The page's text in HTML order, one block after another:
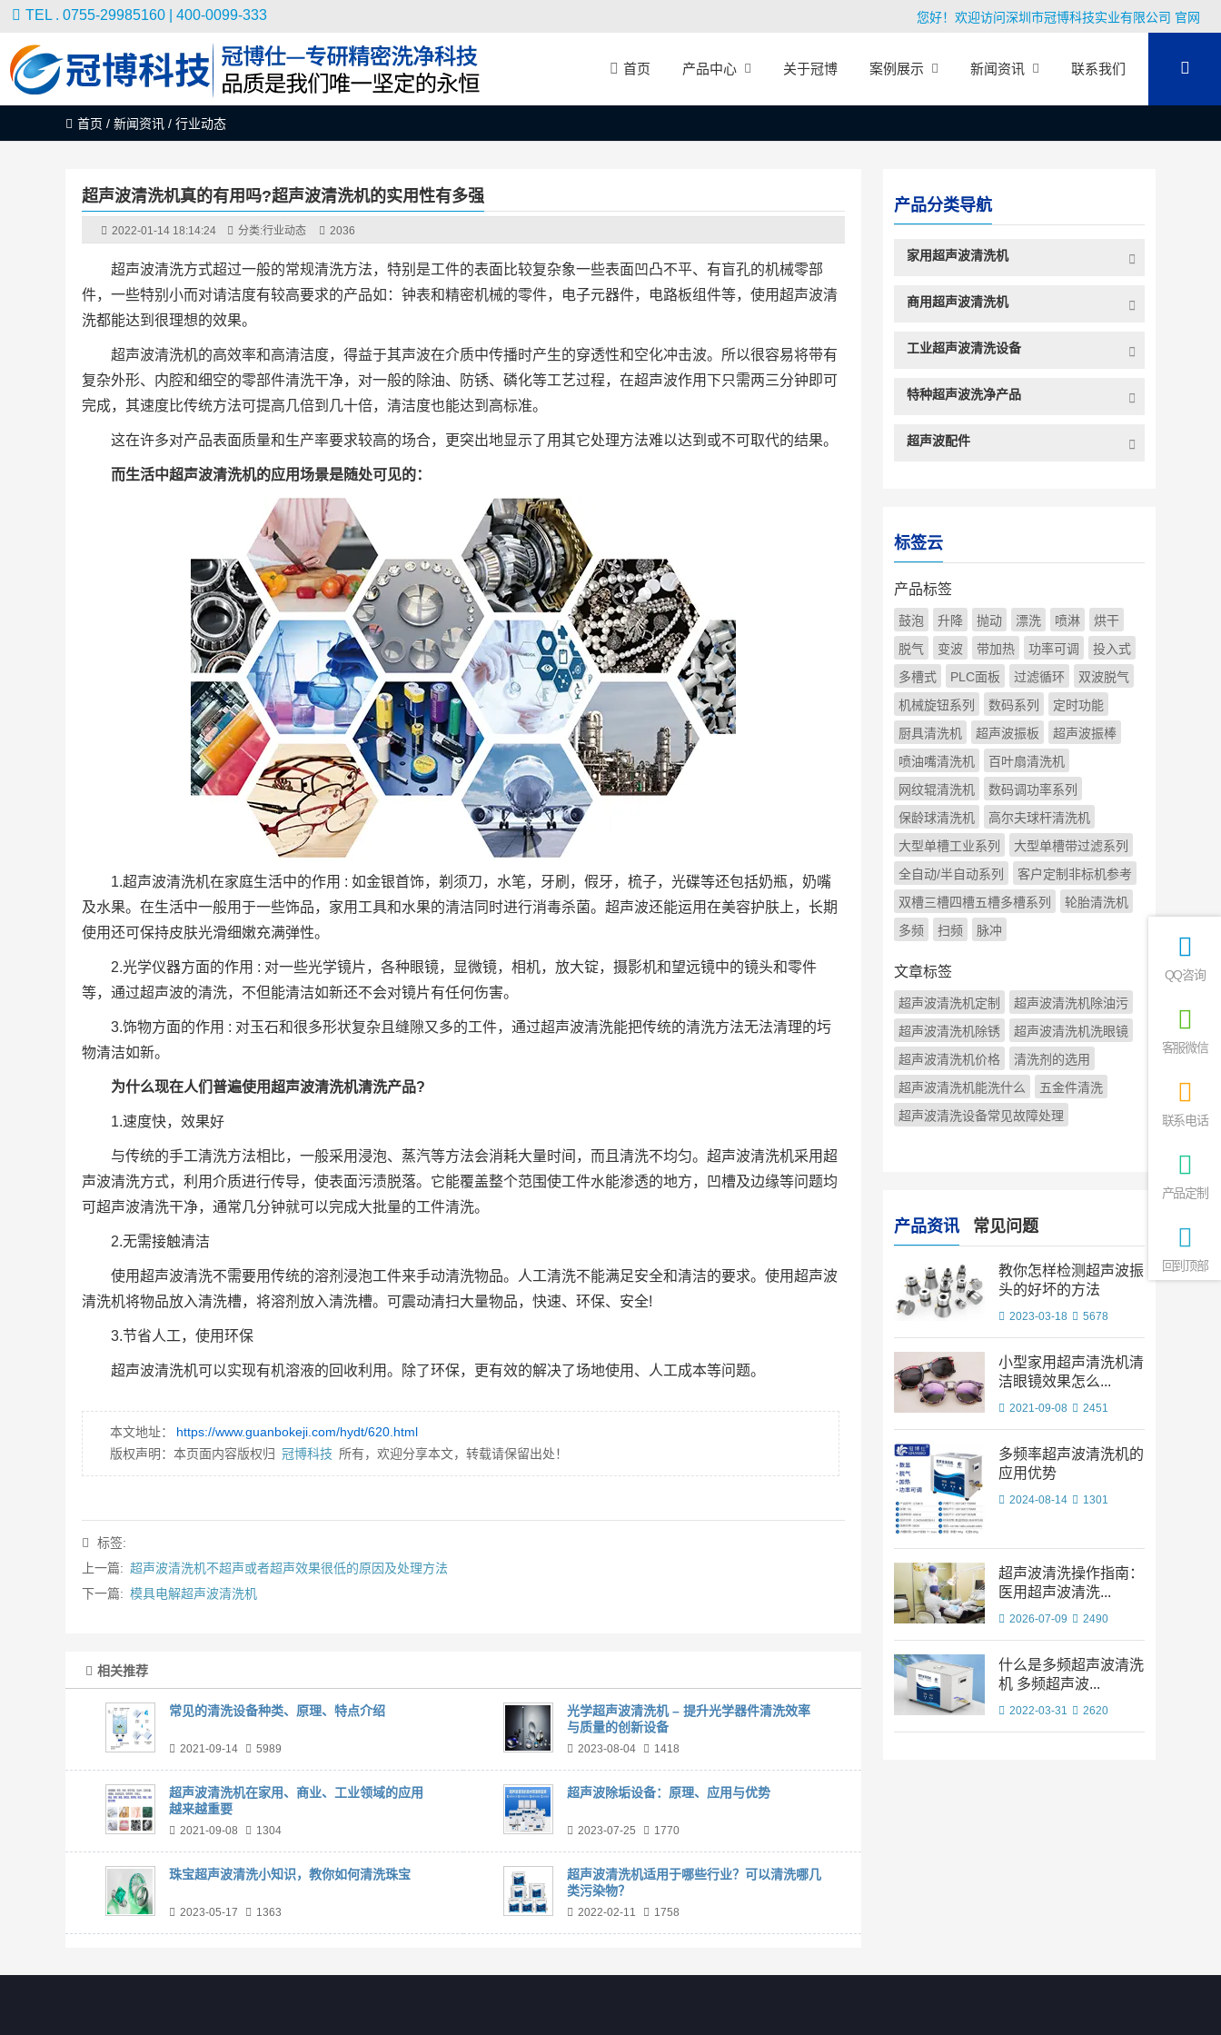
TEL . 0755-29985160 | 400-0099-333 您好！欢迎访问深圳市冠博科技实业有限公司 官网
首页 产品中心 关于冠博 案例展示 新闻资讯 联系我们
首页 / 新闻资讯 / 行业动态
超声波清洗机真的有用吗?超声波清洗机的实用性有多强
2022-01-14 18:14:24 分类:行业动态 2036
超声波清洗方式超过一般的常规清洗方法，特别是工件的表面比较复杂象一些表面凹凸不平、有盲孔的机械零部
件，一些特别小而对请洁度有较高要求的产品如：钟表和精密机械的零件，电子元器件，电路板组件等，使用超声波清
洗都能达到很理想的效果。
超声波清洗机的高效率和高清洁度，得益于其声波在介质中传播时产生的穿透性和空化冲击波。所以很容易将带有
复杂外形、内腔和细空的零部件清洗干净，对一般的除油、防锈、磷化等工艺过程，在超声波作用下只需两三分钟即可
完成，其速度比传统方法可提高几倍到几十倍，清洁度也能达到高标准。
这在许多对产品表面质量和生产率要求较高的场合，更突出地显示了用其它处理方法难以达到或不可取代的结果。
而生活中超声波清洗机的应用场景是随处可见的：
1.超声波清洗机在家庭生活中的作用 : 如金银首饰，剃须刀，水笔，牙刷，假牙，梳子，光碟等还包括奶瓶，奶嘴
及水果。在生活中一般用于一些饰品，家用工具和水果的清洁同时进行消毒杀菌。超声波还能运用在美容护肤上，长期
使用还可保持皮肤光滑细嫩充满弹性。
2.光学仪器方面的作用 : 对一些光学镜片，各种眼镜，显微镜，相机，放大锭，摄影机和望远镜中的镜头和零件
等，通过超声波的清洗，不但能清洁如新还不会对镜片有任何伤害。
3.饰物方面的作用 : 对玉石和很多形状复杂且缝隙又多的工件，通过超声波清洗能把传统的清洗方法无法清理的圬
物清洁如新。
为什么现在人们普遍使用超声波清洗机清洗产品?
1.速度快，效果好
与传统的手工清洗方法相比，一般采用浸泡、蒸汽等方法会消耗大量时间，而且清洗不均匀。超声波清洗机采用超
声波清洗方式，利用介质进行传导，使表面污渍脱落。它能覆盖整个范围使工件水能渗透的地方，凹槽及边缘等问题均
可超声波清洗干净，通常几分钟就可以完成大批量的工件清洗。
2.无需接触清洁
使用超声波清洗不需要用传统的溶剂浸泡工件来手动清洗物品。人工清洗不能满足安全和清洁的要求。使用超声波
清洗机将物品放入清洗槽，将溶剂放入清洗槽。可震动清扫大量物品，快速、环保、安全!
3.节省人工，使用环保
超声波清洗机可以实现有机溶液的回收利用。除了环保，更有效的解决了场地使用、人工成本等问题。
本文地址：
https://www.guanbokeji.com/hydt/620.html
版权声明：本页面内容版权归 冠博科技 所有，欢迎分享本文，转载请保留出处！
标签:
上一篇: 超声波清洗机不超声或者超声效果很低的原因及处理方法
下一篇: 模具电解超声波清洗机
相关推荐
常见的清洗设备种类、原理、特点介绍
2021-09-14 5989
光学超声波清洗机 – 提升光学器件清洗效率
与质量的创新设备
2023-08-04 1418
超声波清洗机在家用、商业、工业领域的应用
越来越重要
2021-09-08 1304
超声波除垢设备：原理、应用与优势
2023-07-25 1770
珠宝超声波清洗小知识，教你如何清洗珠宝
2023-05-17 1363
超声波清洗机适用于哪些行业？可以清洗哪几
类污染物？
2022-02-11 1758
产品分类导航
家用超声波清洗机
商用超声波清洗机
工业超声波清洗设备
特种超声波洗净产品
超声波配件
标签云
产品标签
鼓泡 升降 抛动 漂洗 喷淋
烘干
脱气
变波 带加热 功率可调
投入式
多槽式
PLC面板 过滤循环
双波脱气
机械旋钮系列
数码系列
定时功能
厨具清洗机
超声波振板
超声波振棒
喷油嘴清洗机
百叶扇清洗机
网纹辊清洗机
数码调功率系列
保龄球清洗机
高尔夫球杆清洗机
大型单槽工业系列
大型单槽带过滤系列
全自动/半自动系列
客户定制非标机参考
双槽三槽四槽五槽多槽系列
轮胎清洗机
多频
扫频 脉冲
文章标签
超声波清洗机定制
超声波清洗机除油污
超声波清洗机除锈
超声波清洗机洗眼镜
超声波清洗机价格
清洗剂的选用
超声波清洗机能洗什么
五金件清洗
超声波清洗设备常见故障处理
产品资讯 常见问题
教你怎样检测超声波振
头的好坏的方法
2023-03-18 5678
小型家用超声清洗机清
洁眼镜效果怎么...
2021-09-08 2451
多频率超声波清洗机的
应用优势
2024-08-14 1301
超声波清洗操作指南：
医用超声波清洗...
2026-07-09 2490
什么是多频超声波清洗
机 多频超声波...
2022-03-31 2620
QQ咨询
客服微信
联系电话
产品定制
回到顶部